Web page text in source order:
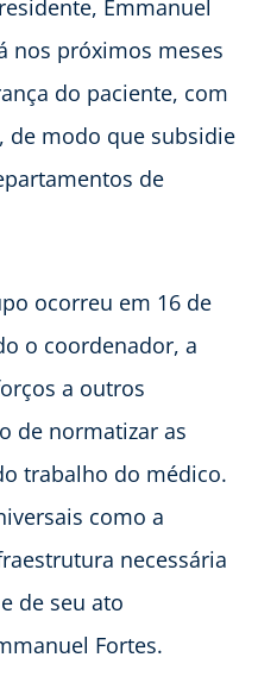
Emmanuel
nos próximos meses
do paciente, com
de modo que subsidie
de
ocorreu em 16 de
o coordenador, a
a outros
de normatizar as
trabalho do médico.
como a
necessária
de seu ato
Fortes.